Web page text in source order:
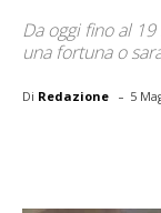
Da oggi fino al
una fortuna o
Di Redazione - 5